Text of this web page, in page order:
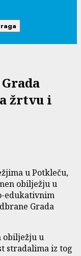
žrtvu i
u Potkleču,
obilježju u
edukativnim
Grada
obilježju u
stradalima iz tog